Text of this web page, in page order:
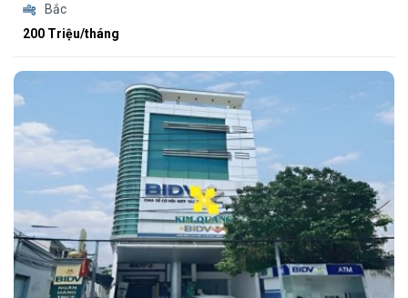
Bắc
200 Triệu/tháng